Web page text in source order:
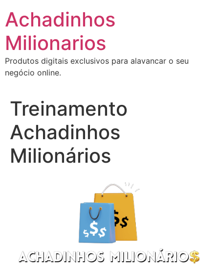
para
conteúdo
Achadinhos
Milionarios
Produtos digitais exclusivos para alavancar o seu
negócio online.
Treinamento
Achadinhos
Milionários